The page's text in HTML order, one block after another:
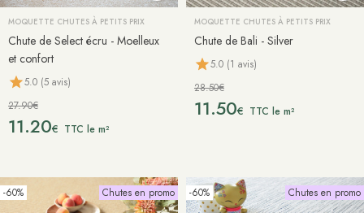
MOQUETTE CHUTES À PETITS PRIX
Chute de Select écru - Moelleux
et confort
5.0 (5 avis)
27.90€
11.20€ TTC le m²
MOQUETTE CHUTES À PETITS PRIX
Chute de Bali - Silver
5.0 (1 avis)
28.50€
11.50€ TTC le m²
-60% Chutes en promo -60% Chutes en promo